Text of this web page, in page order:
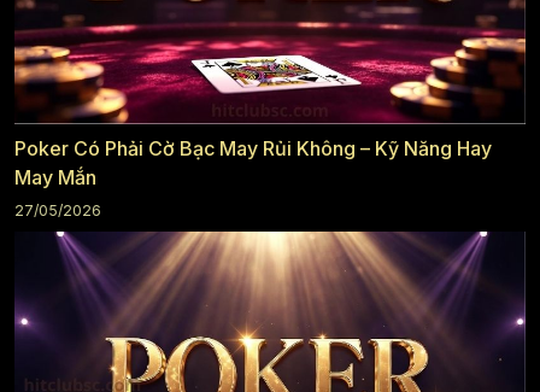
Poker Có Phải Cờ Bạc May Rủi Không – Kỹ Năng Hay
May Mắn
27/05/2026